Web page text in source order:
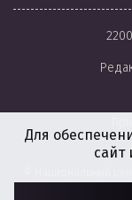
Для
сайт